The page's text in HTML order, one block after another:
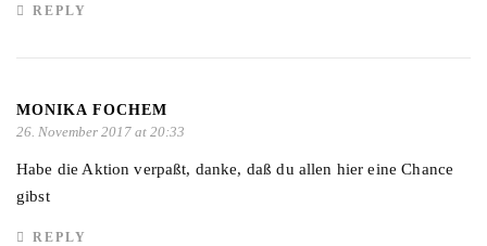
REPLY
MONIKA FOCHEM
26. November 2017 at 20:33
Habe die Aktion verpaßt, danke, daß du allen hier eine Chance
gibst
REPLY